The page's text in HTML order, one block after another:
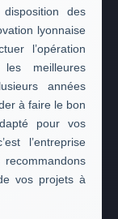
des
lyonnaise
l’opération
meilleures
années
à faire le bon
pour vos
l’entreprise
vos projets à